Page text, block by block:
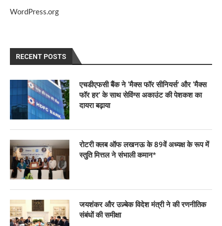
WordPress.org
RECENT POSTS
एचडीएफसी बैंक ने ‘मैक्स फॉर सीनियर्स’ और ‘मैक्स
फॉर हर’ के साथ सेविंग्स अकाउंट की पेशकश का
दायरा बढ़ाया
रोटरी क्लब ऑफ लखनऊ के 89वें अध्यक्ष के रूप में
स्तुति मित्तल ने संभाली कमान*
जयशंकर और उज़्बेक विदेश मंत्री ने की रणनीतिक
संबंधों की समीक्षा